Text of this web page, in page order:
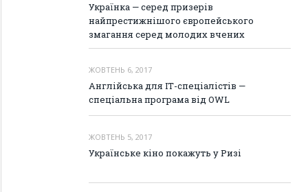
Українка — серед призерів
найпрестижнішого європейського
змагання серед молодих вчених
ЖОВТЕНЬ 6, 2017
Англійська для ІТ-спеціалістів —
спеціальна програма від OWL
ЖОВТЕНЬ 5, 2017
Українське кіно покажуть у Ризі